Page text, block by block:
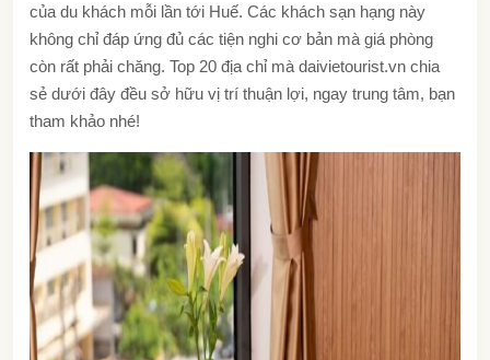
của du khách mỗi lần tới Huế. Các khách sạn hạng này
không chỉ đáp ứng đủ các tiện nghi cơ bản mà giá phòng
còn rất phải chăng. Top 20 địa chỉ mà daivietourist.vn chia
sẻ dưới đây đều sở hữu vị trí thuận lợi, ngay trung tâm, bạn
tham khảo nhé!